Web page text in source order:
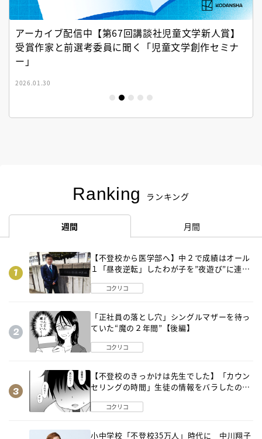
アーカイブ配信中【第67回講談社児童文学新人賞】
受賞作家と前選考委員に聞く「児童文学創作セミナ
ー」
2026.01.30
Ranking ランキング
週間 月間
【不登校から医学部へ】中２で成績はオール
１「昼夜逆転」したわが子を”夜遊び”に連れ
コクリコ
「正社員の落とし穴」シングルマザーを待っ
ていた“魔の２年間”【後編】
コクリコ
【不登校のきっかけは先生でした】「カウン
セリングの時間」生徒の情報をバラしたの
コクリコ
小中学校「不登校35万人」時代に 中川翔子